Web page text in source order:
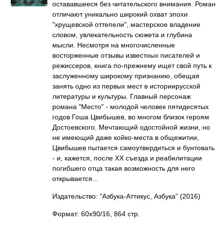
остававшееся без читательского внимания. Роман
отличают уникально широкий охват эпохи
"хрущевской оттепели", мастерское владение
словом, увлекательность сюжета и глубина
мысли. Несмотря на многочисленные
восторженные отзывы известных писателей и
режиссеров, книга по-прежнему ищет свой путь к
заслуженному широкому признанию, обещая
занять одно из первых мест в историирусской
литературы и культуры. Главный персонаж
романа "Место" - молодой человек пятидесятых
годов Гоша Цвибышев, во многом близок героям
Достоевского. Мечтающий одостойной жизни, но
не имеющий даже койко-места в общежитии,
Цвибышев пытается самоутвердиться и бунтовать
- и, кажется, после XX съезда и реабилитации
погибшего отца такая возможность для него
открывается...
Издательство: "Азбука-Аттикус, Азбука" (2016)
Формат: 60x90/16, 864 стр.